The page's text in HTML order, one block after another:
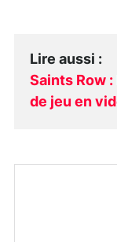
Lire aussi :
Saints Row
de jeu en